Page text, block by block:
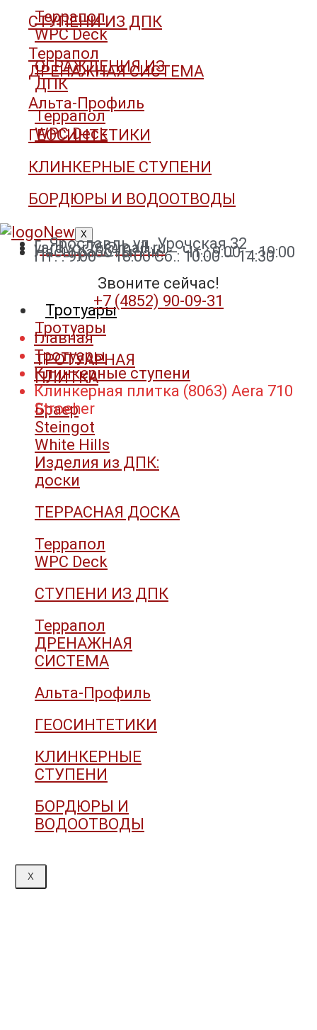
Террапол
WPC Deck
ОГРАЖДЕНИЯ ИЗ
ДПК
Террапол
WPC Deck
Тротуары
Тротуары
ТРОТУАРНАЯ
ПЛИТКА
Браер
Steingot
White Hills
Изделия из ДПК:
доски
ТЕРРАСНАЯ ДОСКА
Террапол
WPC Deck
СТУПЕНИ ИЗ ДПК
Террапол
ДРЕНАЖНАЯ
СИСТЕМА
Альта-Профиль
ГЕОСИНТЕТИКИ
КЛИНКЕРНЫЕ
СТУПЕНИ
БОРДЮРЫ И
ВОДООТВОДЫ
X
СТУПЕНИ ИЗ ДПК
Террапол
ДРЕНАЖНАЯ СИСТЕМА
Альта-Профиль
ГЕОСИНТЕТИКИ
КЛИНКЕРНЫЕ СТУПЕНИ
БОРДЮРЫ И ВОДООТВОДЫ
X
г. Ярославль ул. Урочская 32
yardvor76@mail.ru
Часы работы: Пн. – Чт.: 9:00 – 19:00
Пт. : 9:00 – 18:00 Сб.: 10:00 – 14:30
Звоните сейчас!
+7 (4852) 90-09-31​
Главная
Тротуары
Клинкерные ступени
Клинкерная плитка (8063) Aera 710
Stroeher